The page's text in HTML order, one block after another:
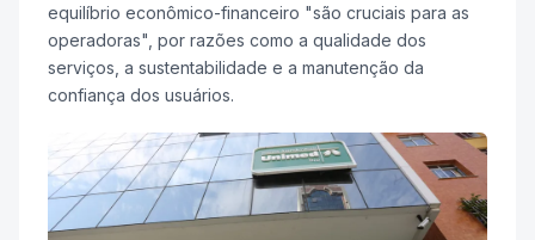
equilíbrio econômico-financeiro "são cruciais para as
operadoras", por razões como a qualidade dos
serviços, a sustentabilidade e a manutenção da
confiança dos usuários.